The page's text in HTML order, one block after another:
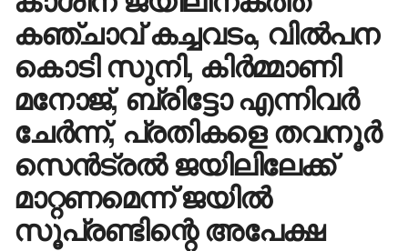
കഞ്ചാവ് കച്ചവടം, വിൽപന
കൊടി സുനി, കിർമ്മാണി
മനോജ്, ബ്രിട്ടോ എന്നിവർ
ചേർന്ന്, പ്രതികളെ തവനൂർ
സെൻട്രൽ ജയിലിലേക്ക്
മാറ്റണമെന്ന് ജയിൽ
സൂപ്രണ്ടിന്റെ അപേക്ഷ